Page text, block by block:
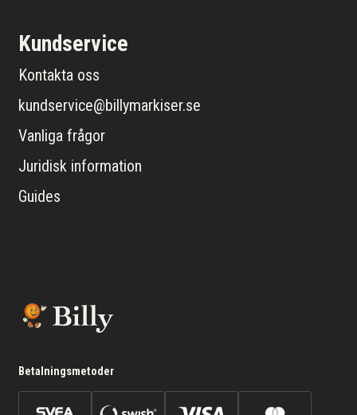
Kundservice
Kontakta oss
kundservice@billymarkiser.se
Vanliga frågor
Juridisk information
Guides
Betalningsmetoder